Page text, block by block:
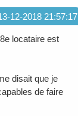
12-2018 21:57:17
locataire est
disait que je
de faire